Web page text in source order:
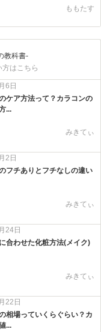
ももたす
教科書-
はこちら
6日
ケア方法って？カラコンの
...
みきてぃ
2日
フチありとフチなしの違い
みきてぃ
24日
合わせた化粧方法(メイク)
みきてぃ
22日
相場っていくらぐらい？カ
...